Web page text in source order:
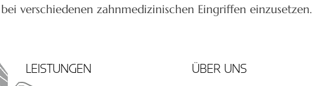
verschiedenen zahnmedizinischen Eingriffen einzusetzen.
LEISTUNGEN
ÜBER UNS